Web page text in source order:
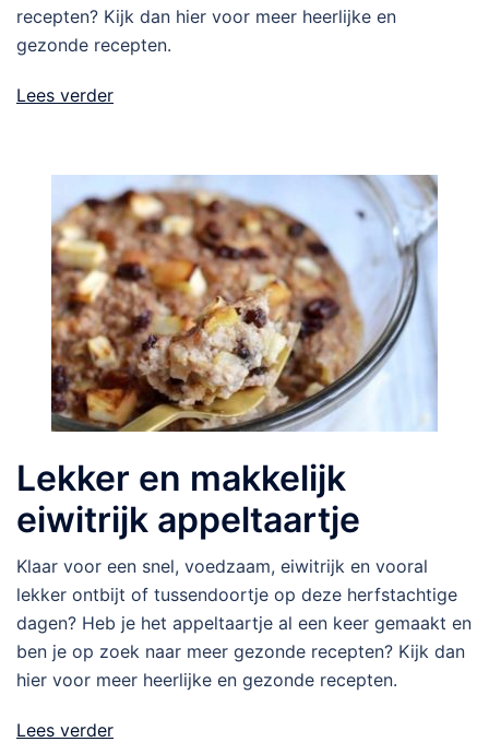
recepten? Kijk dan hier voor meer heerlijke en
gezonde recepten.
Lees verder
Lekker en makkelijk
eiwitrijk appeltaartje
Klaar voor een snel, voedzaam, eiwitrijk en vooral
lekker ontbijt of tussendoortje op deze herfstachtige
dagen? Heb je het appeltaartje al een keer gemaakt en
ben je op zoek naar meer gezonde recepten? Kijk dan
hier voor meer heerlijke en gezonde recepten.
Lees verder